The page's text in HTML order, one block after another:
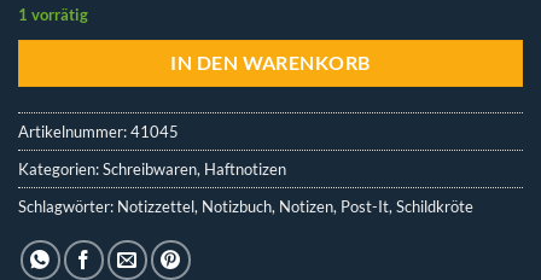
1 vorrätig
IN DEN WARENKORB
Artikelnummer:41045
Kategorien:Schreibwaren, Haftnotizen
Schlagwörter: Notizzettel, Notizbuch, Notizen, Post-It, Schildkröte